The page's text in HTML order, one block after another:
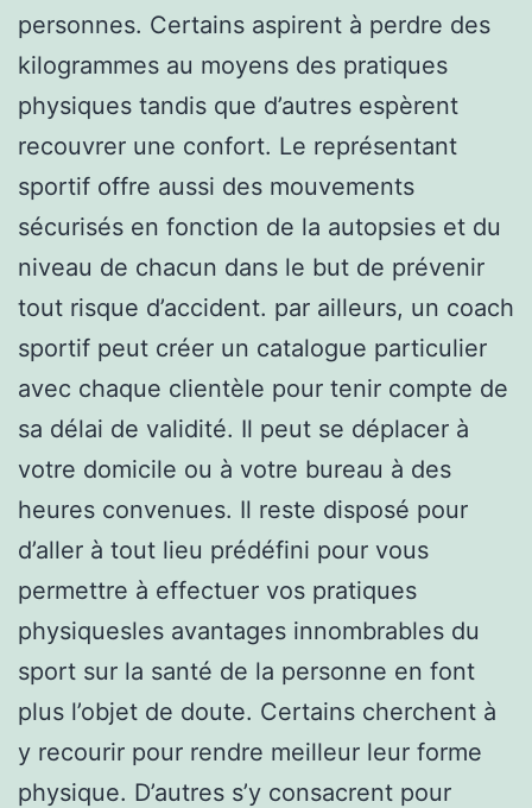
personnes. Certains aspirent à perdre des
kilogrammes au moyens des pratiques
physiques tandis que d’autres espèrent
recouvrer une confort. Le représentant
sportif offre aussi des mouvements
sécurisés en fonction de la autopsies et du
niveau de chacun dans le but de prévenir
tout risque d’accident. par ailleurs, un coach
sportif peut créer un catalogue particulier
avec chaque clientèle pour tenir compte de
sa délai de validité. Il peut se déplacer à
votre domicile ou à votre bureau à des
heures convenues. Il reste disposé pour
d’aller à tout lieu prédéfini pour vous
permettre à effectuer vos pratiques
physiquesles avantages innombrables du
sport sur la santé de la personne en font
plus l’objet de doute. Certains cherchent à
y recourir pour rendre meilleur leur forme
physique. D’autres s’y consacrent pour